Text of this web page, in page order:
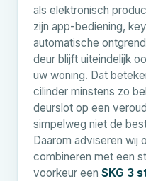
als elektronisch
zijn app-bediening,
automatische
deur blijft uiteindelijk
uw woning. Dat
cilinder minstens zo
deurslot op een
simpelweg niet de
Daarom adviseren wij
combineren met een
voorkeur een SKG 3